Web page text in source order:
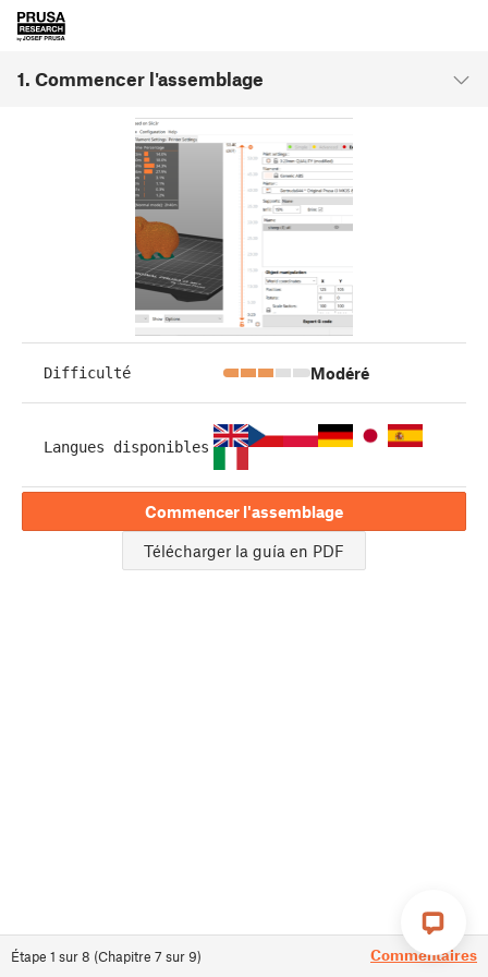
1. Commencer l'assemblage
Étape 1 sur8 (Chapitre 7 sur9) Commentaires
Difficulté Modéré
Langues disponibles
Commencer l'assemblage
Télécharger la guía en PDF